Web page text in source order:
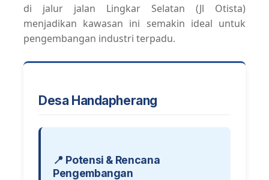
di jalur jalan Lingkar Selatan (Jl Otista)
menjadikan kawasan ini semakin ideal untuk
pengembangan industri terpadu.
Desa Handapherang
📍 Potensi & Rencana
Pengembangan